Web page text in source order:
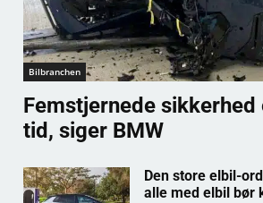
Bilbranchen
Femstjernede
tid, siger BMW
Den store elbil-
alle med elbil bør